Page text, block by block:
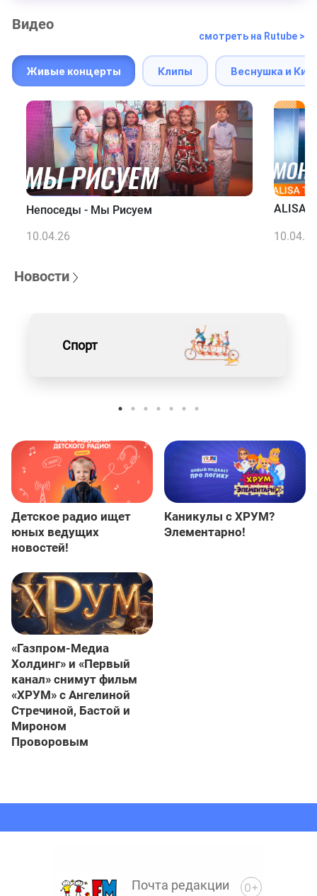
Видео
смотреть на Rutube >
Живые концерты Клипы Веснушка и
Непоседы - Мы Рисуем
10.04.26
ALISA
10.04.26
Новости
Спорт
Детское радио ищет
юных ведущих
новостей!
Каникулы с ХРУМ?
Элементарно!
«Газпром-Медиа
Холдинг» и «Первый
канал» снимут фильм
«ХРУМ» с Ангелиной
Стречиной, Бастой и
Мироном
Проворовым
Почта редакции 0+